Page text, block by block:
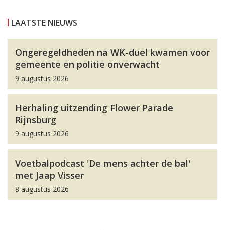
LAATSTE NIEUWS
Ongeregeldheden na WK-duel kwamen voor
gemeente en politie onverwacht
9 augustus 2026
Herhaling uitzending Flower Parade
Rijnsburg
9 augustus 2026
Voetbalpodcast 'De mens achter de bal'
met Jaap Visser
8 augustus 2026